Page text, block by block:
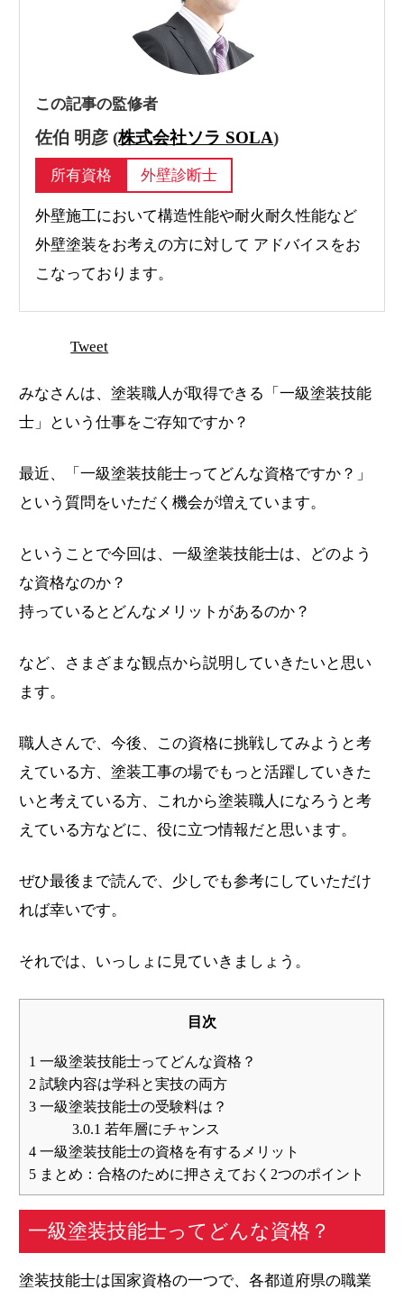
この記事の監修者
佐伯 明彦 (株式会社ソラ SOLA)
所有資格 外壁診断士
外壁施工において構造性能や耐火耐久性能など
外壁塗装をお考えの方に対して アドバイスをお
こなっております。
Tweet
みなさんは、塗装職人が取得できる「一級塗装技能
士」という仕事をご存知ですか？
最近、「一級塗装技能士ってどんな資格ですか？」
という質問をいただく機会が増えています。
ということで今回は、一級塗装技能士は、どのよう
な資格なのか？
持っているとどんなメリットがあるのか？
など、さまざまな観点から説明していきたいと思い
ます。
職人さんで、今後、この資格に挑戦してみようと考
えている方、塗装工事の場でもっと活躍していきた
いと考えている方、これから塗装職人になろうと考
えている方などに、役に立つ情報だと思います。
ぜひ最後まで読んで、少しでも参考にしていただけ
れば幸いです。
それでは、いっしょに見ていきましょう。
目次
1 一級塗装技能士ってどんな資格？
2 試験内容は学科と実技の両方
3 一級塗装技能士の受験料は？
3.0.1 若年層にチャンス
4 一級塗装技能士の資格を有するメリット
5 まとめ：合格のために押さえておく2つのポイント
一級塗装技能士ってどんな資格？
塗装技能士は国家資格の一つで、各都道府県の職業